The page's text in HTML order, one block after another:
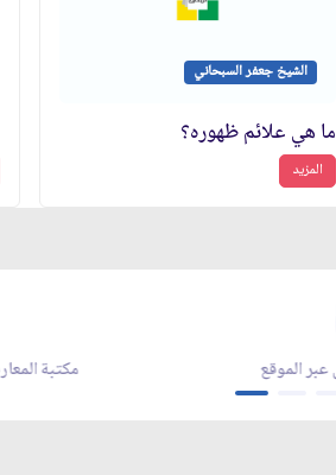
الشيخ جعفر السبحاني
ما هي علائم ظهوره؟
المزيد
مجلة بقية الله - تحميل عبر الموقع